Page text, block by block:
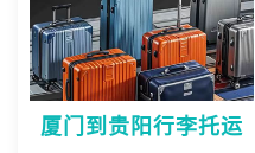
厦门到贵阳行李托运